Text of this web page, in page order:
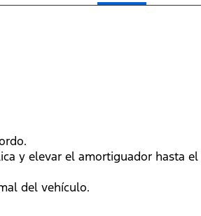
y elevar el amortiguador hasta el
del vehículo.